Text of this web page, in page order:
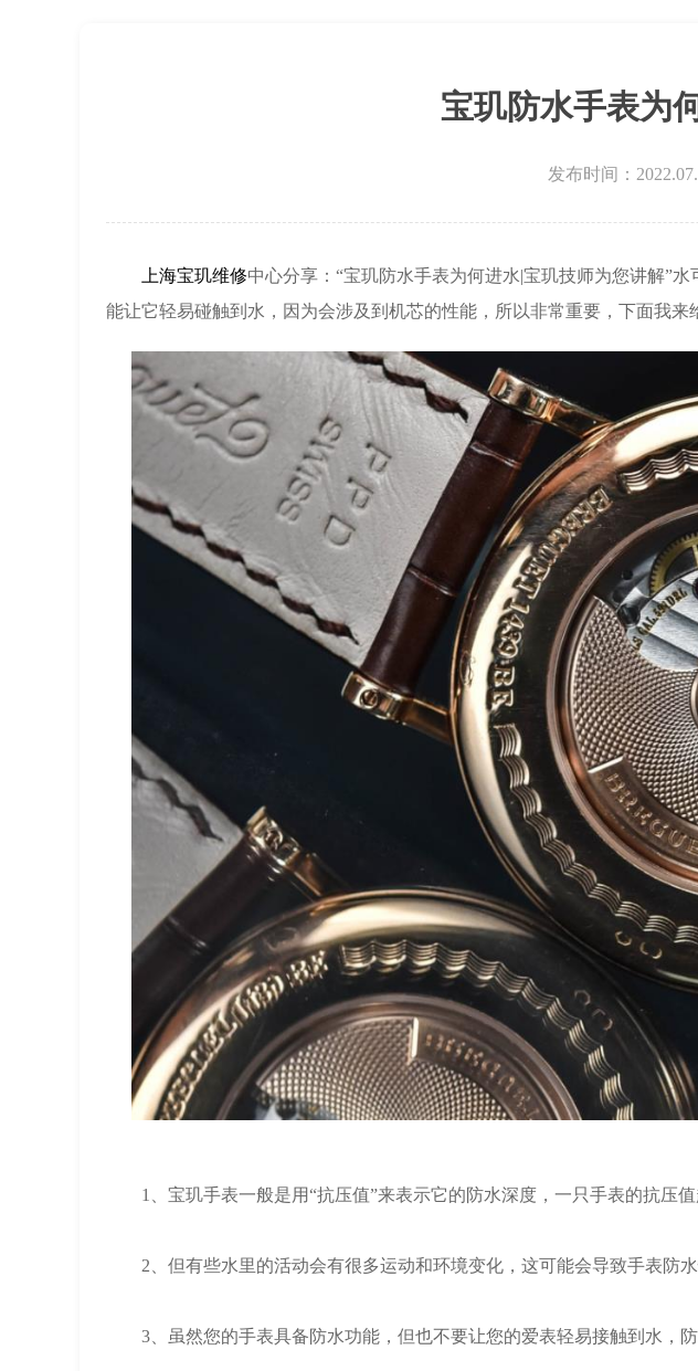
宝玑防水手表为
发布时间：
上海宝玑维修中心分享：“宝玑防水手表为何进水|宝玑技师为您讲解”
能让它轻易碰触到水，因为会涉及到机芯的性能，所以非常重要，下面我来
1、宝玑手表一般是用“抗压值”来表示它的防水深度，一只手表的抗压值
2、但有些水里的活动会有很多运动和环境变化，这可能会导致手表防水
3、虽然您的手表具备防水功能，但也不要让您的爱表轻易接触到水，防